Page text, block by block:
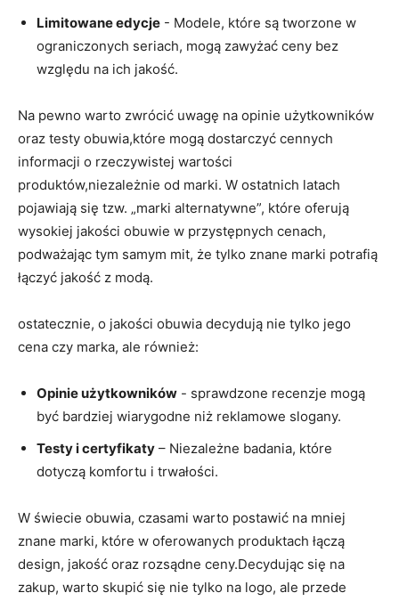
Limitowane edycje ​- Modele, które są ‌tworzone ⁣w⁣
ograniczonych ⁣seriach, mogą zawyżać ceny bez
względu na‍ ich jakość.
Na pewno warto zwrócić⁢ uwagę ‌na opinie użytkowników
oraz testy obuwia,które mogą dostarczyć cennych
‍informacji o rzeczywistej wartości
produktów,niezależnie ⁤od marki. W ostatnich⁣ latach
pojawiają się tzw. „marki alternatywne”, ​które‌ oferują
wysokiej jakości obuwie w przystępnych ⁢cenach,
⁣podważając tym samym mit, ⁢że tylko znane marki potrafią
łączyć jakość‍ z modą.
ostatecznie, ‍o⁤ jakości‌ obuwia decydują nie tylko⁤ jego‍
cena czy marka, ale ⁣również:
Opinie użytkowników -⁢ sprawdzone recenzje mogą
być bardziej ‍wiarygodne niż‍ reklamowe ⁢slogany.
Testy i certyfikaty – Niezależne ⁢badania, które
‌dotyczą⁢ komfortu ‍i trwałości.
W świecie obuwia, czasami warto postawić na mniej
⁤znane ‍marki, które ‌w⁢ oferowanych produktach łączą
design, jakość‍ oraz rozsądne ceny.Decydując​ się na
⁣zakup, warto skupić⁢ się nie‌ tylko na logo, ale przede